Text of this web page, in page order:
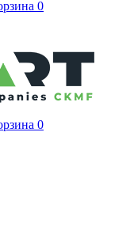
0
0